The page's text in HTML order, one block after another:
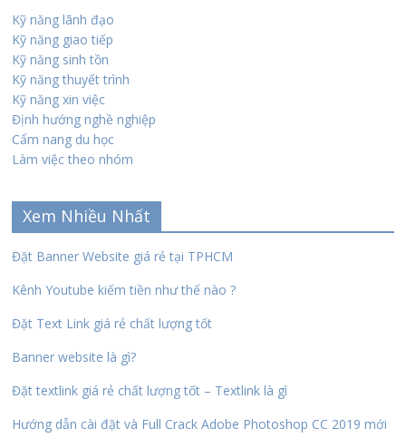
Kỹ năng lãnh đạo
Kỹ năng giao tiếp
Kỹ năng sinh tồn
Kỹ năng thuyết trình
Kỹ năng xin việc
Định hướng nghề nghiệp
Cẩm nang du học
Làm việc theo nhóm
Xem Nhiều Nhất
Đặt Banner Website giá rẻ tại TPHCM
Kênh Youtube kiếm tiền như thế nào ?
Đặt Text Link giá rẻ chất lượng tốt
Banner website là gì?
Đặt textlink giá rẻ chất lượng tốt – Textlink là gì
Hướng dẫn cài đặt và Full Crack Adobe Photoshop CC 2019 mới